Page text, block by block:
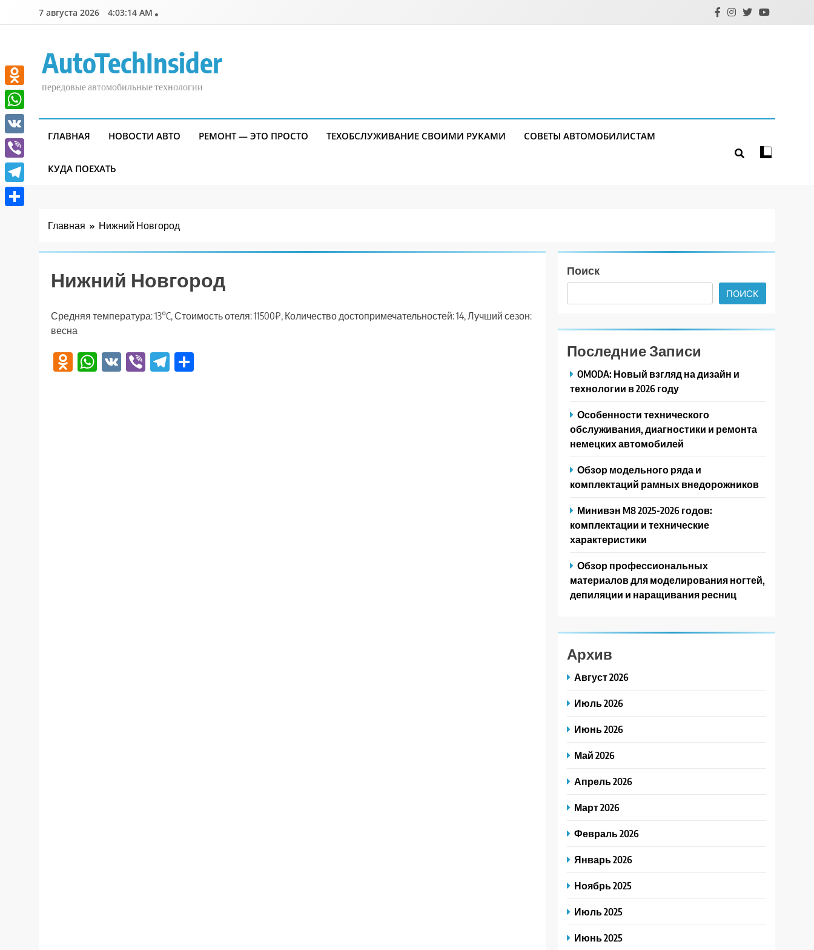
7 августа 2026 4:03:15 AM
AutoTechInsider
передовые автомобильные технологии
ГЛАВНАЯ НОВОСТИ АВТО РЕМОНТ — ЭТО ПРОСТО ТЕХОБСЛУЖИВАНИЕ СВОИМИ РУКАМИ СОВЕТЫ АВТОМОБИЛИСТАМ
КУДА ПОЕХАТЬ
Главная Нижний Новгород
Нижний Новгород
Средняя температура: 13°C, Стоимость отеля: 11500₽, Количество достопримечательностей: 14, Лучший сезон:
весна
Odnoklassniki
WhatsApp
VK ViberTelegram
Поиск
ПОИСК
Последние Записи
OMODA: Новый взгляд на дизайн и
технологии в 2026 году
Особенности технического
обслуживания, диагностики и ремонта
немецких автомобилей
Обзор модельного ряда и
комплектаций рамных внедорожников
Минивэн M8 2025-2026 годов:
комплектации и технические
характеристики
Обзор профессиональных
материалов для моделирования ногтей,
депиляции и наращивания ресниц
Архив
Август 2026
Июль 2026
Июнь 2026
Май 2026
Апрель 2026
Март 2026
Февраль 2026
Январь 2026
Ноябрь 2025
Июль 2025
Июнь 2025
Odnoklassniki
WhatsApp
VK
Viber
Telegram